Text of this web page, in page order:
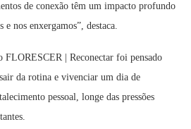
de conexão têm um impacto profundo
nos enxergamos”, destaca.
FLORESCER | Reconectar foi pensado
da rotina e vivenciar um dia de
pessoal, longe das pressões